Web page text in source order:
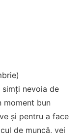
simți nevoia de
moment bun
și pentru a face
de muncă, vei